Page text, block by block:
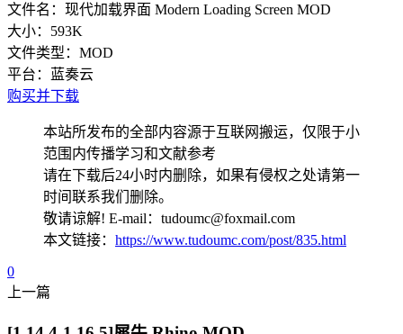
文件名： 现代加载界面 Modern Loading Screen MOD
大小： 593K
文件类型： MOD
平台：
蓝奏云
购买并下载
本站所发布的全部内容源于互联网搬运，仅限于小
范围内传播学习和文献参考
请在下载后24小时内删除，如果有侵权之处请第一
时间联系我们删除。
敬请谅解! E-mail：tudoumc@foxmail.com
本文链接： https://www.tudoumc.com/post/835.html
0
上一篇